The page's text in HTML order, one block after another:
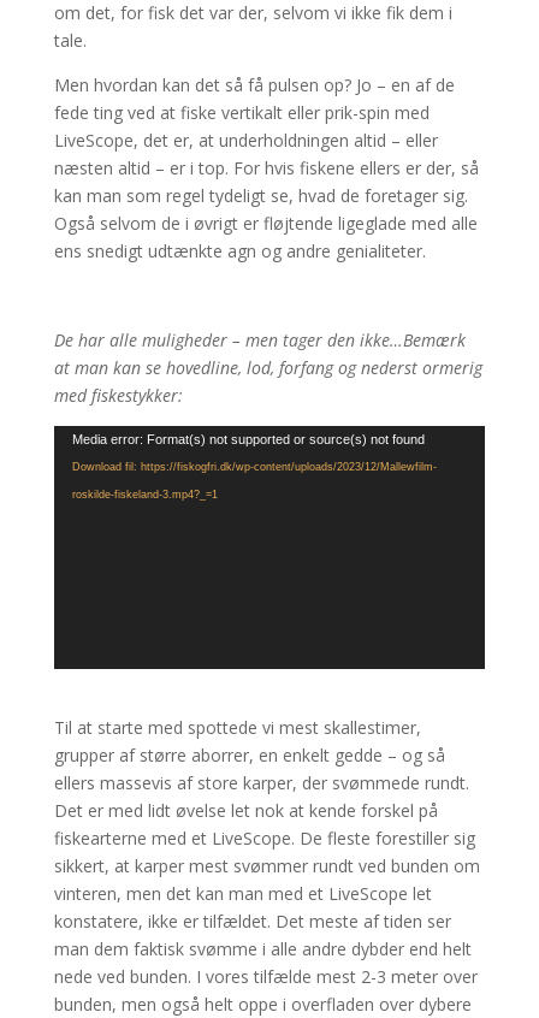
om det, for fisk det var der, selvom vi ikke fik dem i
tale.
Men hvordan kan det så få pulsen op? Jo – en af de
fede ting ved at fiske vertikalt eller prik-spin med
LiveScope, det er, at underholdningen altid – eller
næsten altid – er i top. For hvis fiskene ellers er der, så
kan man som regel tydeligt se, hvad de foretager sig.
Også selvom de i øvrigt er fløjtende ligeglade med alle
ens snedigt udtænkte agn og andre genialiteter.
De har alle muligheder – men tager den ikke…Bemærk
at man kan se hovedline, lod, forfang og nederst ormerig
med fiskestykker:
Videoafspiller
Media error: Format(s) not supported or source(s) not found
Download fil: https://fiskogfri.dk/wp-content/uploads/2023/12/Mallewfilm-
roskilde-fiskeland-3.mp4?_=1
Til at starte med spottede vi mest skallestimer,
grupper af større aborrer, en enkelt gedde – og så
ellers massevis af store karper, der svømmede rundt.
Det er med lidt øvelse let nok at kende forskel på
fiskearterne med et LiveScope. De fleste forestiller sig
sikkert, at karper mest svømmer rundt ved bunden om
vinteren, men det kan man med et LiveScope let
konstatere, ikke er tilfældet. Det meste af tiden ser
man dem faktisk svømme i alle andre dybder end helt
nede ved bunden. I vores tilfælde mest 2-3 meter over
bunden, men også helt oppe i overfladen over dybere